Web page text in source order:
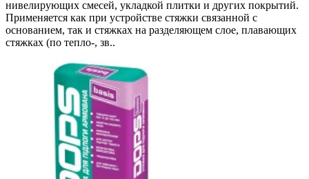
нивелирующих смесей, укладкой плитки и других покрытий.
Применяется как при устройстве стяжки связанной с
основанием, так и стяжках на разделяющем слое, плавающих
стяжках (по тепло-, зв..